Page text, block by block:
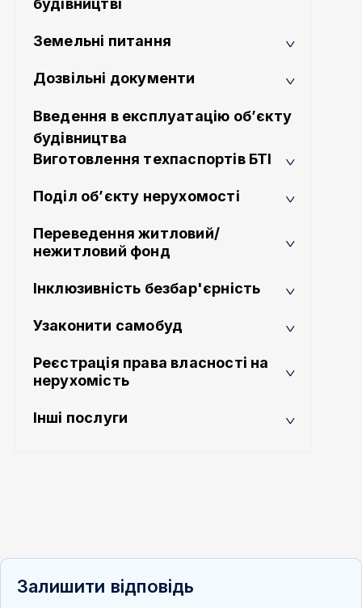
будівництві
Земельні питання
Дозвільні документи
Введення в експлуатацію об’єкту
будівництва
Виготовлення техпаспортів БТІ
Поділ об’єкту нерухомості
Переведення житловий/
нежитловий фонд
Інклюзивність безбар'єрність
Узаконити самобуд
Реєстрація права власності на
нерухомість
Інші послуги
Залишити відповідь